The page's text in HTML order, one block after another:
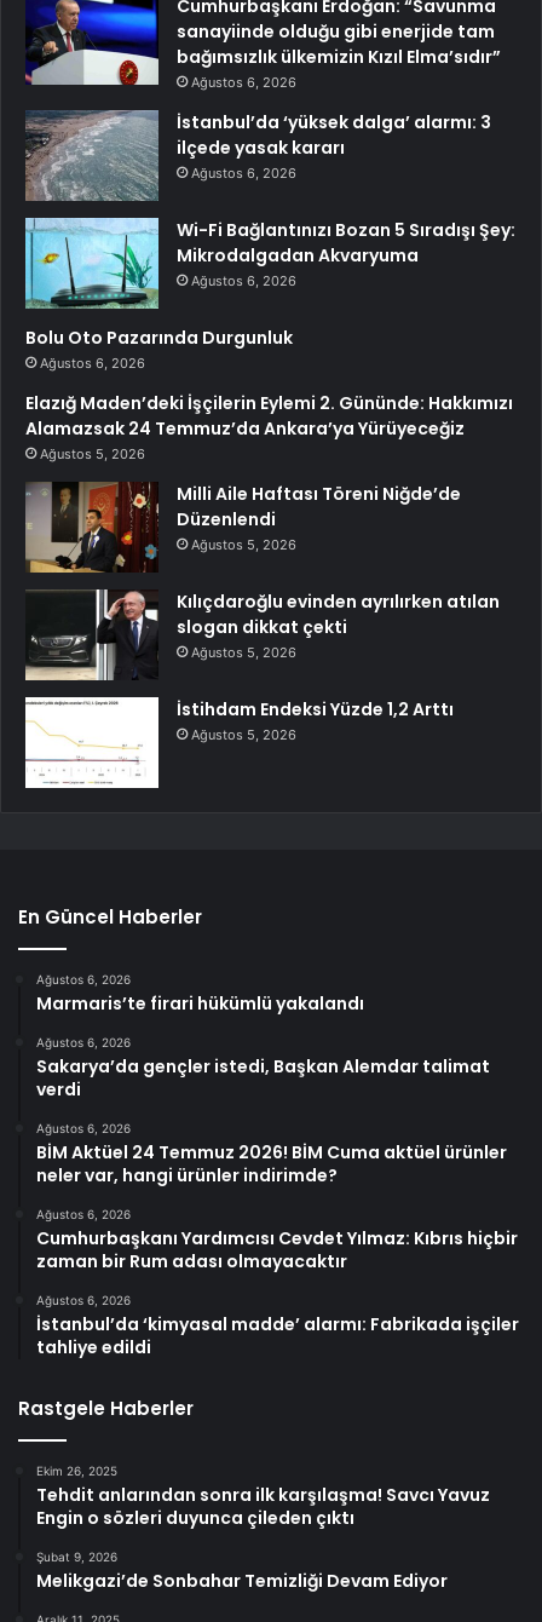
Cumhurbaşkanı Erdoğan: “Savunma
sanayiinde olduğu gibi enerjide tam
bağımsızlık ülkemizin Kızıl Elma’sıdır”
Ağustos 6, 2026
İstanbul’da ‘yüksek dalga’ alarmı: 3
ilçede yasak kararı
Ağustos 6, 2026
Wi-Fi Bağlantınızı Bozan 5 Sıradışı Şey:
Mikrodalgadan Akvaryuma
Ağustos 6, 2026
Bolu Oto Pazarında Durgunluk
Ağustos 6, 2026
Elazığ Maden’deki İşçilerin Eylemi 2. Gününde: Hakkımızı
Alamazsak 24 Temmuz’da Ankara’ya Yürüyeceğiz
Ağustos 5, 2026
Milli Aile Haftası Töreni Niğde’de
Düzenlendi
Ağustos 5, 2026
Kılıçdaroğlu evinden ayrılırken atılan
slogan dikkat çekti
Ağustos 5, 2026
İstihdam Endeksi Yüzde 1,2 Arttı
Ağustos 5, 2026
En Güncel Haberler
Ağustos 6, 2026
Marmaris’te firari hükümlü yakalandı
Ağustos 6, 2026
Sakarya’da gençler istedi, Başkan Alemdar talimat
verdi
Ağustos 6, 2026
BİM Aktüel 24 Temmuz 2026! BİM Cuma aktüel ürünler
neler var, hangi ürünler indirimde?
Ağustos 6, 2026
Cumhurbaşkanı Yardımcısı Cevdet Yılmaz: Kıbrıs hiçbir
zaman bir Rum adası olmayacaktır
Ağustos 6, 2026
İstanbul’da ‘kimyasal madde’ alarmı: Fabrikada işçiler
tahliye edildi
Rastgele Haberler
Ekim 26, 2025
Tehdit anlarından sonra ilk karşılaşma! Savcı Yavuz
Engin o sözleri duyunca çileden çıktı
Şubat 9, 2026
Melikgazi’de Sonbahar Temizliği Devam Ediyor